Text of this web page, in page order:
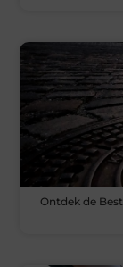
Ontdek de